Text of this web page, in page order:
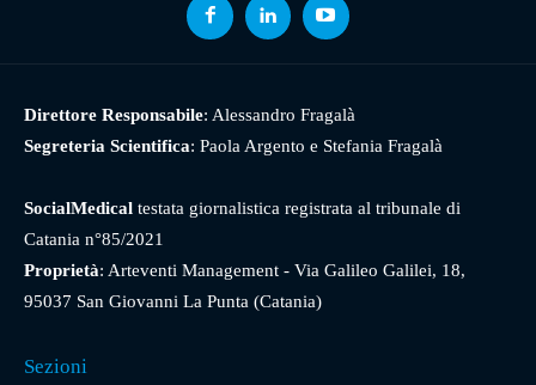
Direttore Responsabile: Alessandro Fragalà
Segreteria Scientifica: Paola Argento e Stefania Fragalà
SocialMedical testata giornalistica registrata al tribunale di
Catania n°85/2021
Proprietà: Arteventi Management - Via Galileo Galilei, 18,
95037 San Giovanni La Punta (Catania)
Sezioni